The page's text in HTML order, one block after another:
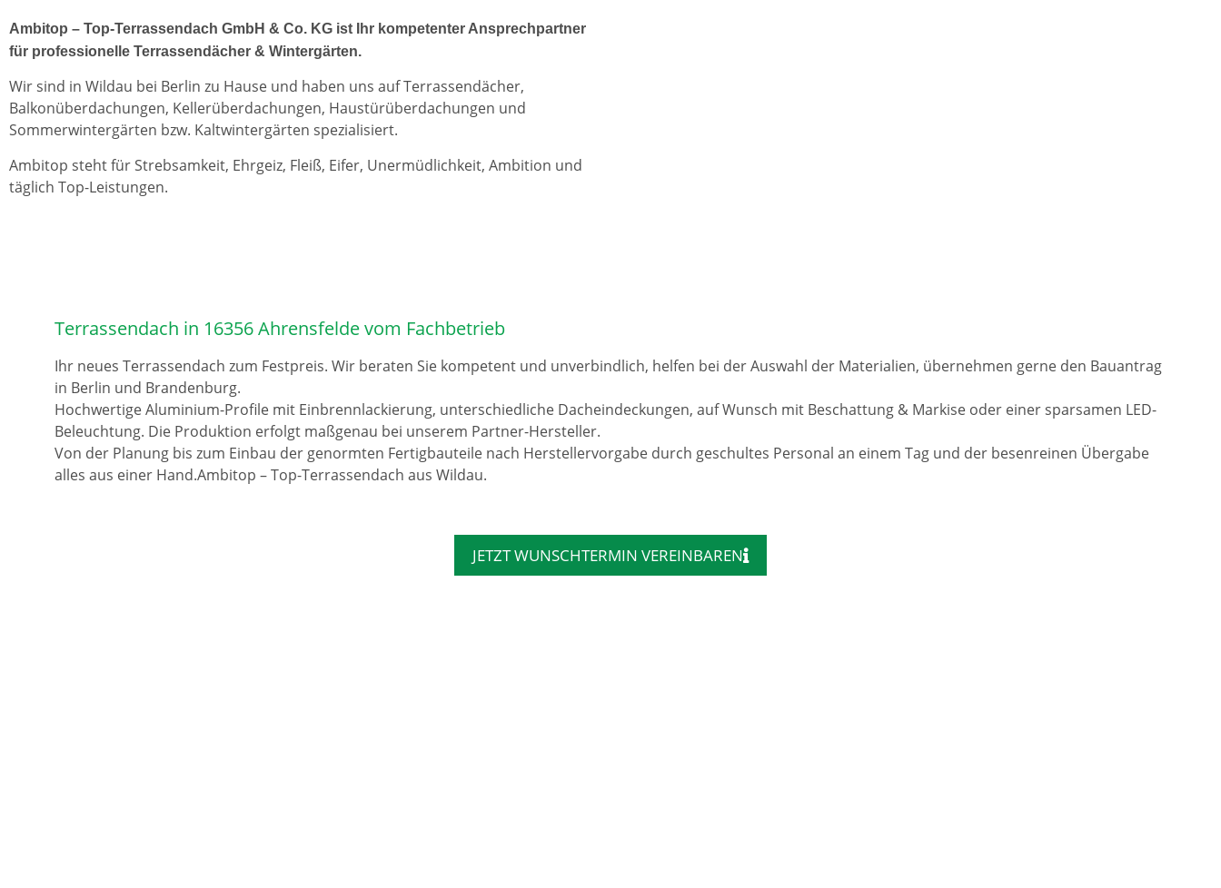
Ambitop – Top-Terrassendach GmbH & Co. KG ist Ihr kompetenter Ansprechpartner
für professionelle Terrassendächer & Wintergärten.
Wir sind in Wildau bei Berlin zu Hause und haben uns auf Terrassendächer,
Balkonüberdachungen, Kellerüberdachungen, Haustürüberdachungen und
Sommerwintergärten bzw. Kaltwintergärten spezialisiert.
Ambitop steht für Strebsamkeit, Ehrgeiz, Fleiß, Eifer, Unermüdlichkeit, Ambition und
täglich Top-Leistungen.
Terrassendach in 16356 Ahrensfelde vom Fachbetrieb
Ihr neues Terrassendach zum Festpreis. Wir beraten Sie kompetent und unverbindlich, helfen bei der Auswahl der Materialien, übernehmen gerne den Bauantrag
in Berlin und Brandenburg.
Hochwertige Aluminium-Profile mit Einbrennlackierung, unterschiedliche Dacheindeckungen, auf Wunsch mit Beschattung & Markise oder einer sparsamen LED-
Beleuchtung. Die Produktion erfolgt maßgenau bei unserem Partner-Hersteller.
Von der Planung bis zum Einbau der genormten Fertigbauteile nach Herstellervorgabe durch geschultes Personal an einem Tag und der besenreinen Übergabe
alles aus einer Hand.Ambitop – Top-Terrassendach aus Wildau.
JETZT WUNSCHTERMIN VEREINBAREN